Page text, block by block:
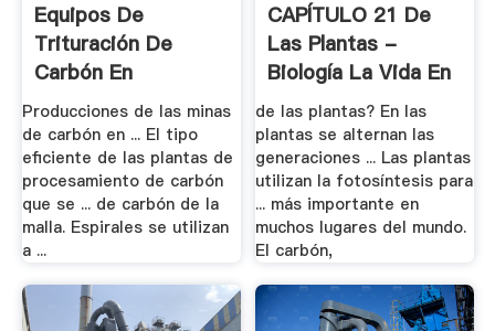
Equipos De
Trituración De
Carbón En
Indonesia - .
Producciones de las minas
de carbón en ... El tipo
eficiente de las plantas de
procesamiento de carbón
que se ... de carbón de la
malla. Espirales se utilizan
a ...
CAPÍTULO 21 De
Las Plantas -
Biología La Vida En
La Tierra
de las plantas? En las
plantas se alternan las
generaciones ... Las plantas
utilizan la fotosíntesis para
... más importante en
muchos lugares del mundo.
El carbón,